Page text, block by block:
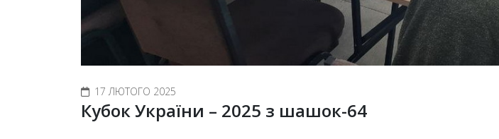
17 ЛЮТОГО 2025
Кубок України – 2025 з шашок-64